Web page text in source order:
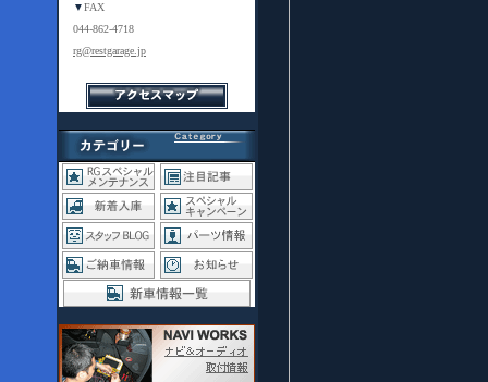
▼FAX
044-862-4718
rg@restgarage.jp